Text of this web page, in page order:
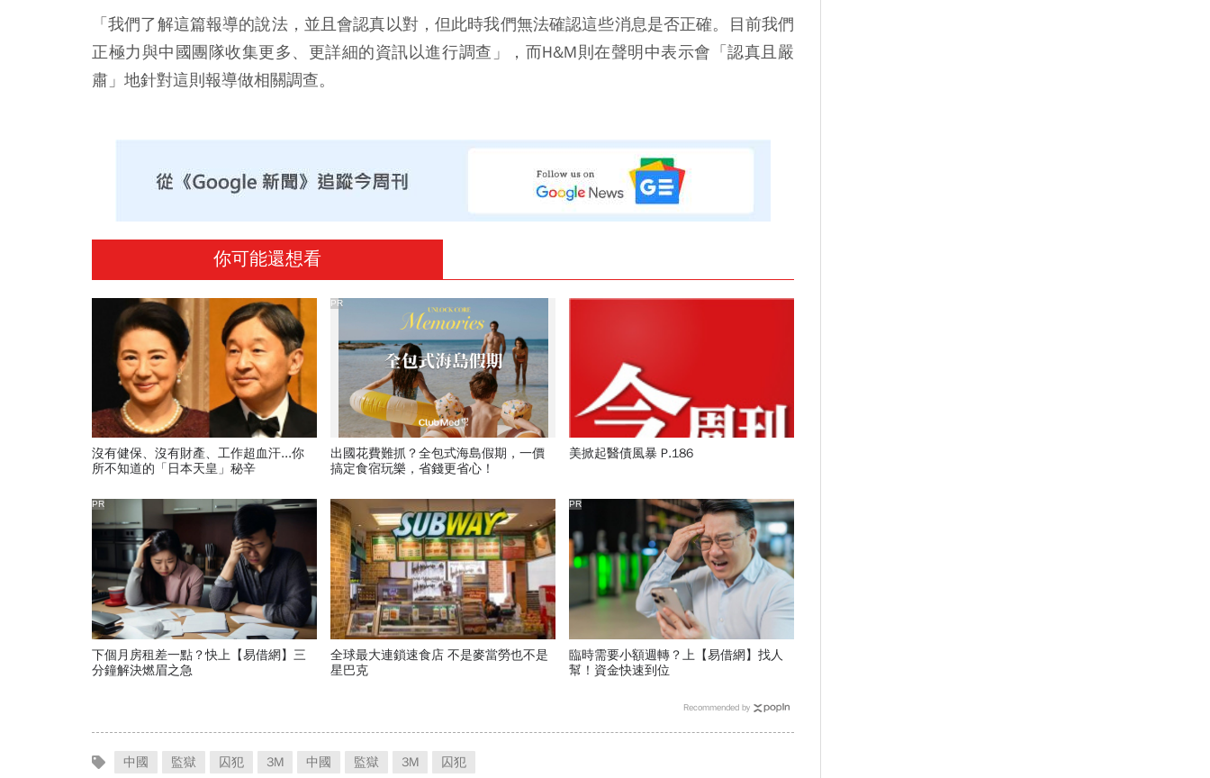
「我們了解這篇報導的說法，並且會認真以對，但此時我們無法確認這些消息是否正確。目前我們
正極力與中國團隊收集更多、更詳細的資訊以進行調查」，而H&M則在聲明中表示會「認真且嚴
肅」地針對這則報導做相關調查。
你可能還想看
沒有健保、沒有財產、工作超血汗...你
所不知道的「日本天皇」秘辛
出國花費難抓？全包式海島假期，一價
搞定食宿玩樂，省錢更省心！
PR
美掀起醫債風暴 P.186
下個月房租差一點？快上【易借網】三
分鐘解決燃眉之急
PR
全球最大連鎖速食店 不是麥當勞也不是
星巴克
臨時需要小額週轉？上【易借網】找人
幫！資金快速到位
PR
Recommended by
中國 監獄 囚犯 3M 中國 監獄 3M 囚犯